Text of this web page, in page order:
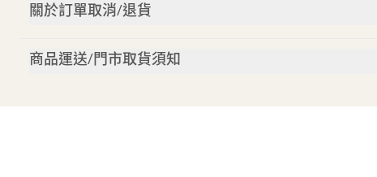
關於訂單取消/退貨
商品運送/門市取貨須知